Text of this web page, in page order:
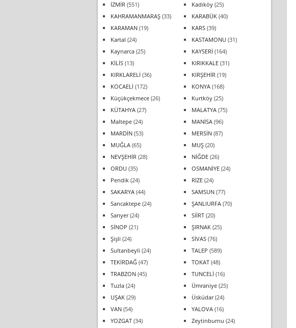
İZMİR (551) Kadıköy (25)
KAHRAMANMARAŞ (33) KARABÜK (40)
KARAMAN (19) KARS (39)
Kartal (24) KASTAMONU (31)
Kaynarca (25) KAYSERİ (164)
KİLİS (13) KIRIKKALE (31)
KIRKLARELİ (36) KIRŞEHİR (19)
KOCAELİ (172) KONYA (168)
Küçükçekmece (26) Kurtköy (25)
KÜTAHYA (27) MALATYA (75)
Maltepe (24) MANİSA (96)
MARDİN (53) MERSİN (87)
MUĞLA (65) MUŞ (20)
NEVŞEHİR (28) NİĞDE (26)
ORDU (35) OSMANİYE (24)
Pendik (24) RİZE (24)
SAKARYA (44) SAMSUN (77)
Sancaktepe (24) ŞANLIURFA (70)
Sarıyer(24) SİİRT (20)
SİNOP (21) ŞIRNAK (25)
Şişli (24) SİVAS (76)
Sultanbeyli (24) TALEP (589)
TEKİRDAĞ (47) TOKAT (48)
TRABZON (45) TUNCELİ (16)
Tuzla (24) Ümraniye (25)
UŞAK (29) Üsküdar(24)
VAN (54) YALOVA (16)
YOZGAT (34) Zeytinburnu (24)